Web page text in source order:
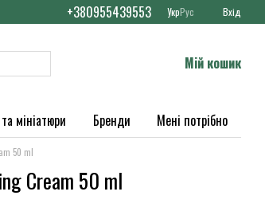
+380955439553 УкрРус Вхід
Мій кошик
мініатюри Бренди Мені потрібно
50 ml
Cream 50 ml